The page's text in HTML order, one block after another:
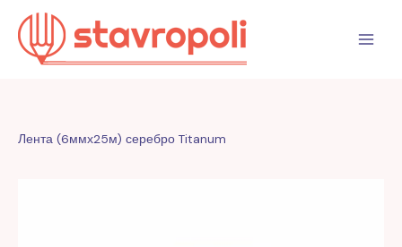
Перейти
содержимому
Лента (6ммх25м) серебро Titanum